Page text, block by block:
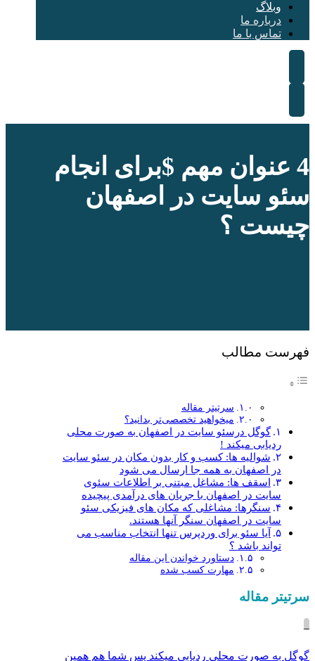
وبلاگ
درباره ما
تماس با ما
4 عنوان مهم $برای انجام
سئو سایت در اصفهان
چیست ؟
فهرست مطالب
سرتیتر مقاله
میخواهید تخصصی‌تر بدانید؟
گوگل درسئو سایت در اصفهان به صورت محلی
ردیابی میکند !
شوالیه ها: کسب و کار بدون مکان در سئو سایت
در اصفهان به همه جا ارسال می شود
اسقف ها: مشاغل مبتنی بر اطلاعات سئوی
سایت در اصفهان با جریان های درآمدی پیچیده
سنگرها: مشاغلی که مکان های فیزیکی سئو
سایت در اصفهان سنگر آنها هستند.
آیا سئو برای وردپرس تنها انتخاب مناسب می
تواند باشد ؟
دستاورد خواندن این مقاله
مهارت کسب شده
سرتیتر مقاله
گوگل به صورت محلی ردیابی میکند پس شما هم همین